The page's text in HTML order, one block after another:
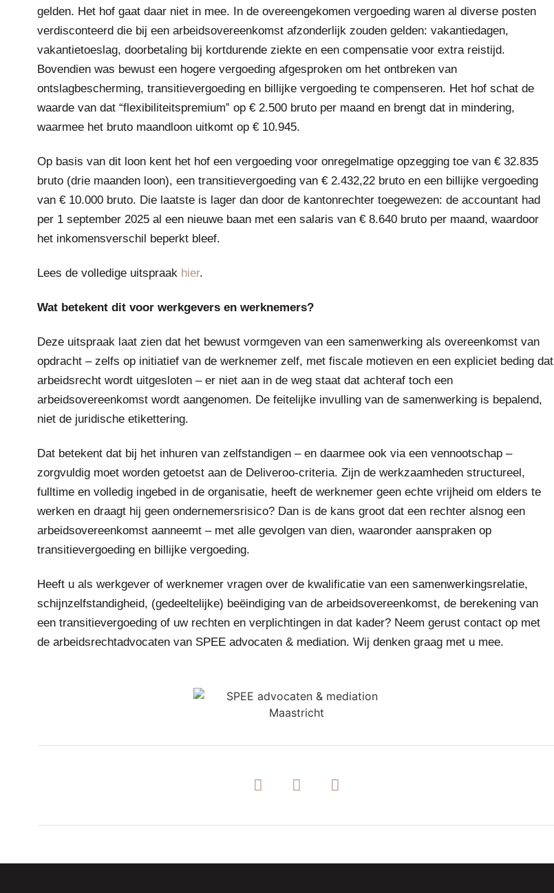
gelden. Het hof gaat daar niet in mee. In de overeengekomen vergoeding waren al diverse posten
verdisconteerd die bij een arbeidsovereenkomst afzonderlijk zouden gelden: vakantiedagen,
vakantietoeslag, doorbetaling bij kortdurende ziekte en een compensatie voor extra reistijd.
Bovendien was bewust een hogere vergoeding afgesproken om het ontbreken van
ontslagbescherming, transitievergoeding en billijke vergoeding te compenseren. Het hof schat de
waarde van dat “flexibiliteitspremium‟ op € 2.500 bruto per maand en brengt dat in mindering,
waarmee het bruto maandloon uitkomt op € 10.945.
Op basis van dit loon kent het hof een vergoeding voor onregelmatige opzegging toe van € 32.835
bruto (drie maanden loon), een transitievergoeding van € 2.432,22 bruto en een billijke vergoeding
van € 10.000 bruto. Die laatste is lager dan door de kantonrechter toegewezen: de accountant had
per 1 september 2025 al een nieuwe baan met een salaris van € 8.640 bruto per maand, waardoor
het inkomensverschil beperkt bleef.
Lees de volledige uitspraak hier.
Wat betekent dit voor werkgevers en werknemers?
Deze uitspraak laat zien dat het bewust vormgeven van een samenwerking als overeenkomst van
opdracht – zelfs op initiatief van de werknemer zelf, met fiscale motieven en een expliciet beding dat
arbeidsrecht wordt uitgesloten – er niet aan in de weg staat dat achteraf toch een
arbeidsovereenkomst wordt aangenomen. De feitelijke invulling van de samenwerking is bepalend,
niet de juridische etikettering.
Dat betekent dat bij het inhuren van zelfstandigen – en daarmee ook via een vennootschap –
zorgvuldig moet worden getoetst aan de Deliveroo-criteria. Zijn de werkzaamheden structureel,
fulltime en volledig ingebed in de organisatie, heeft de werknemer geen echte vrijheid om elders te
werken en draagt hij geen ondernemersrisico? Dan is de kans groot dat een rechter alsnog een
arbeidsovereenkomst aanneemt – met alle gevolgen van dien, waaronder aanspraken op
transitievergoeding en billijke vergoeding.
Heeft u als werkgever of werknemer vragen over de kwalificatie van een samenwerkingsrelatie,
schijnzelfstandigheid, (gedeeltelijke) beëindiging van de arbeidsovereenkomst, de berekening van
een transitievergoeding of uw rechten en verplichtingen in dat kader? Neem gerust contact op met
de arbeidsrechtadvocaten van SPEE advocaten & mediation. Wij denken graag met u mee.